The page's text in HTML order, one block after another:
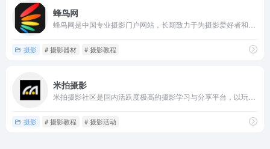
蜂鸟网
摄影 # 摄影器材 # 摄影教程
米拍摄影
摄影 # 摄影教程 # 摄影活动